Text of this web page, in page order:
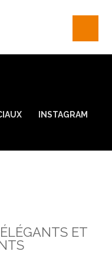
INSTAGRAM
ET